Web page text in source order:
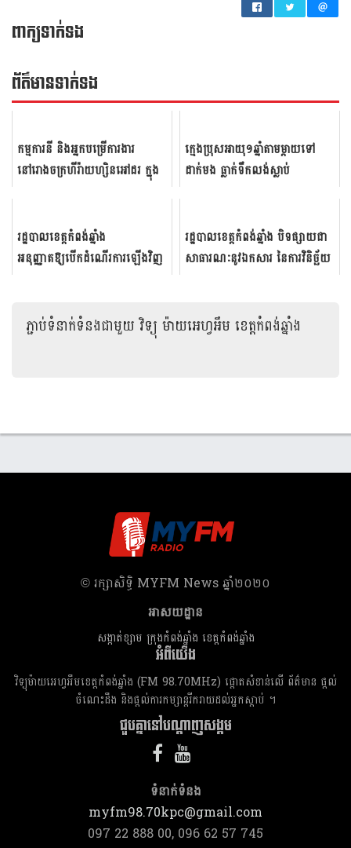
ពាក្យទាក់ទង
ព័ត៌មាន​ទាក់​ទង
កម្មការ​នី ​និង​អ្នក​បម្រើ​ការ​ងារ​
នៅរោងចក្រ​ហីរ៉ា​យហ្សិន​អៅដរ ក្នុង​
ក្មេងប្រុសអាយុ១ឆ្នាំតាមម្តាយទៅ
ដាក់មង ធ្លាក់ទឹកលង់ស្លាប់
រដ្ឋបាលខេ​​ត្ត​​កំពង់​​ឆ្នាំង​​
អនុញ្ញាតឱ្យបើកដំណើរ​​កា​​រឡើង​​វិ​​ញ
រដ្ឋបាល​ខេត្ត​កំពង់​ឆ្នាំង បិទ​ផ្សាយ​ជា​
សាធារណៈ​នូវ​ឯកសារ នៃ​ការ​វិនិច្ឆ័យ​
ភ្ជាប់ទំនាក់ទំនងជាមួយវិទ្យុ ម៉ាយអេហ្វអឹម ខេត្តកំពង់ឆ្នាំង
​© រក្សា​សិទ្ធិ​ MYFM News ឆ្នាំ​២០២០
អាសយដ្ឋាន
សង្កាត់ខ្សាម ក្រុងកំពង់ឆ្នាំង ខេត្តកំពង់ឆ្នាំង
អំពីយើង
វិទ្យុម៉ាយអេហ្វអឹមខេត្តកំពង់ឆ្នាំង (FM 98.70MHz) ផ្តោតសំខាន់លើ ព័ត៌មាន ផ្តល់
ចំណេះដឹង និងផ្តល់ការកម្សាន្តរីករាយដល់អ្នកស្តាប់ ។
ជួបគ្នានៅបណ្តាញសង្គម
ទំនាក់​ទំនង
myfm98.70kpc@gmail.com
097 22 888 00, 096 62 57 745